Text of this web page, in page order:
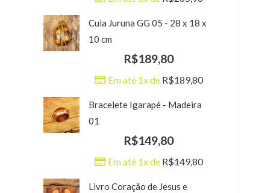
Cuia Juruna GG 05 - 28 x 18 x
10 cm
R$189,80
Em até 1x de R$189,80
Bracelete Igarapé - Madeira
01
R$149,80
Em até 1x de R$149,80
Livro Coração de Jesus e